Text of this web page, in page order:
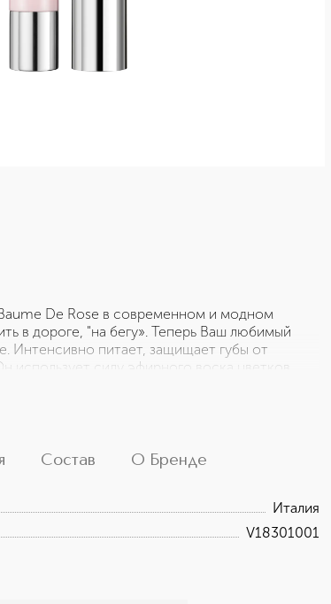
De Rose в современном и модном
в дороге, "на бегу». Теперь Ваш любимый
Интенсивно питает, защищает губы от
использует силу эфирного воска цветков
в качестве основы под макияж губ. Для
Состав О Бренде
Италия
V18301001